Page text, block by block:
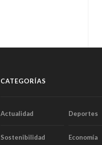
CATEGORÍAS
Actualidad Deportes
Sostenibilidad Economía